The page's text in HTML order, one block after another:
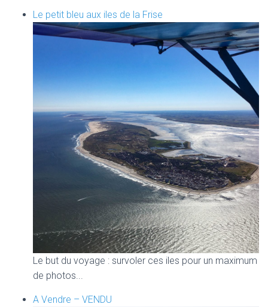
Le petit bleu aux iles de la Frise
Le but du voyage : survoler ces iles pour un maximum
de photos...
A Vendre – VENDU